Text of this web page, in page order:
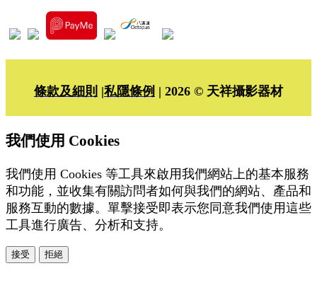
條款及細則 |私隱條例 | 2026 © 天祥攝影器材
我們使用 Cookies
我們使用 Cookies 等工具來啟用我們網站上的基本服務
和功能，並收集有關訪問者如何與我們的網站、產品和
服務互動的數據。單擊接受即表示您同意我們使用這些
工具進行廣告、分析和支持。
接受 拒絕